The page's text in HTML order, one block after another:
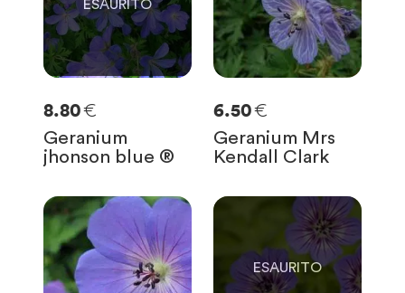
8.80€
Geranium
jhonson blue ®
6.50€
Geranium Mrs
Kendall Clark
0
RIMASTE